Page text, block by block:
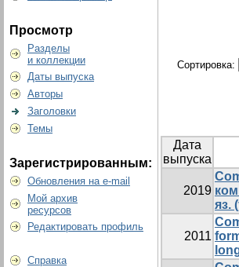
Просмотр
Разделы
и коллекции
Даты выпуска
Авторы
Заголовки
Темы
Зарегистрированным:
Обновления на e-mail
Мой архив
ресурсов
Редактировать профиль
Справка
Сортировка:
Дата
выпуска
2019
яз.
2011